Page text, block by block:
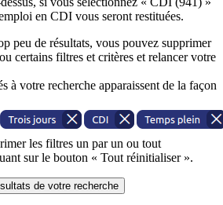
en CDI vous seront restituées.
peu de résultats, vous pouvez supprimer
certains filtres et critères et relancer votre
à votre recherche apparaissent de la façon
les filtres un par un ou tout
sur le bouton « Tout réinitialiser ».
de votre recherche